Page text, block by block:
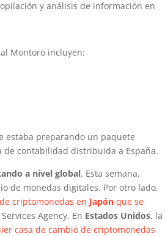
y análisis de información en
Montoro incluyen:
estaba preparando un paquete
de contabilidad distribuida a España.
a nivel global. Esta semana,
de monedas digitales. Por otro lado,
de criptomonedas en Japón que se
Agency. En Estados Unidos, la
casa de cambio de criptomonedas